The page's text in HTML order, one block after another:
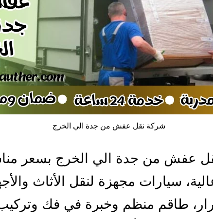
شركة نقل عفش من جدة الي الخرج
عفش من جدة الي الخرج بسعر
سيارات مجهزة لنقل الأثاث
طاقم منظم وخبرة في فك